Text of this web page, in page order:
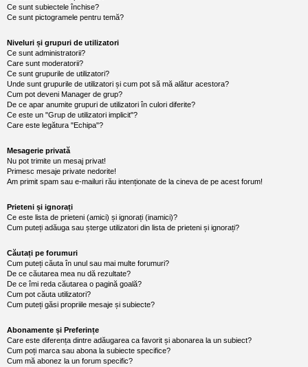
a
u
r
u
l
o
t
e
d
i
n
m
a
n
i
Ce sunt subiectele închise?
Ce sunt pictogramele pentru temă?
Niveluri și grupuri de utilizatori
Ce sunt administratorii?
Care sunt moderatorii?
Ce sunt grupurile de utilizatori?
Unde sunt grupurile de utilizatori și cum pot să mă alătur acestora?
Cum pot deveni Manager de grup?
De ce apar anumite grupuri de utilizatori în culori diferite?
Ce este un "Grup de utilizatori implicit"?
Care este legătura "Echipa"?
Mesagerie privată
Nu pot trimite un mesaj privat!
Primesc mesaje private nedorite!
Am primit spam sau e-mailuri rău intenționate de la cineva de pe acest forum!
Prieteni și ignorați
Ce este lista de prieteni (amici) și ignorați (inamici)?
Cum puteți adăuga sau șterge utilizatori din lista de prieteni și ignorați?
Căutați pe forumuri
Cum puteți căuta în unul sau mai multe forumuri?
De ce căutarea mea nu dă rezultate?
De ce îmi reda căutarea o pagină goală?
Cum pot căuta utilizatori?
Cum puteți găsi propriile mesaje și subiecte?
Abonamente și Preferințe
Care este diferența dintre adăugarea ca favorit și abonarea la un subiect?
Cum poți marca sau abona la subiecte specifice?
Cum mă abonez la un forum specific?